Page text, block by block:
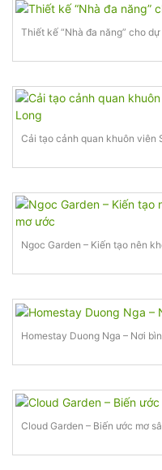
Thiết kế “Nhà đa năng” cho
Cải tạo cảnh quan khuôn viên
Ngoc Garden – Kiến tạo nên
Homestay Duong Nga – Nơi
Cloud Garden – Biến ước mơ